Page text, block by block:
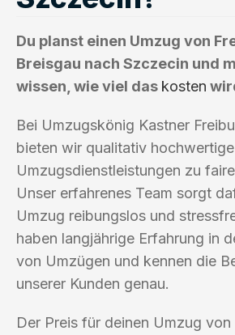
Du planst einen Umzug von
Breisgau nach Szczecin und
wissen, wie viel das kosten
Bei Umzugskönig Kastner
bieten wir qualitativ hochwertige
Umzugsdienstleistungen zu
Unser erfahrenes Team sorgt
Umzug reibungslos und
haben langjährige Erfahrung in
von Umzügen und kennen die
unserer Kunden genau.
Der Preis für deinen Umzug von